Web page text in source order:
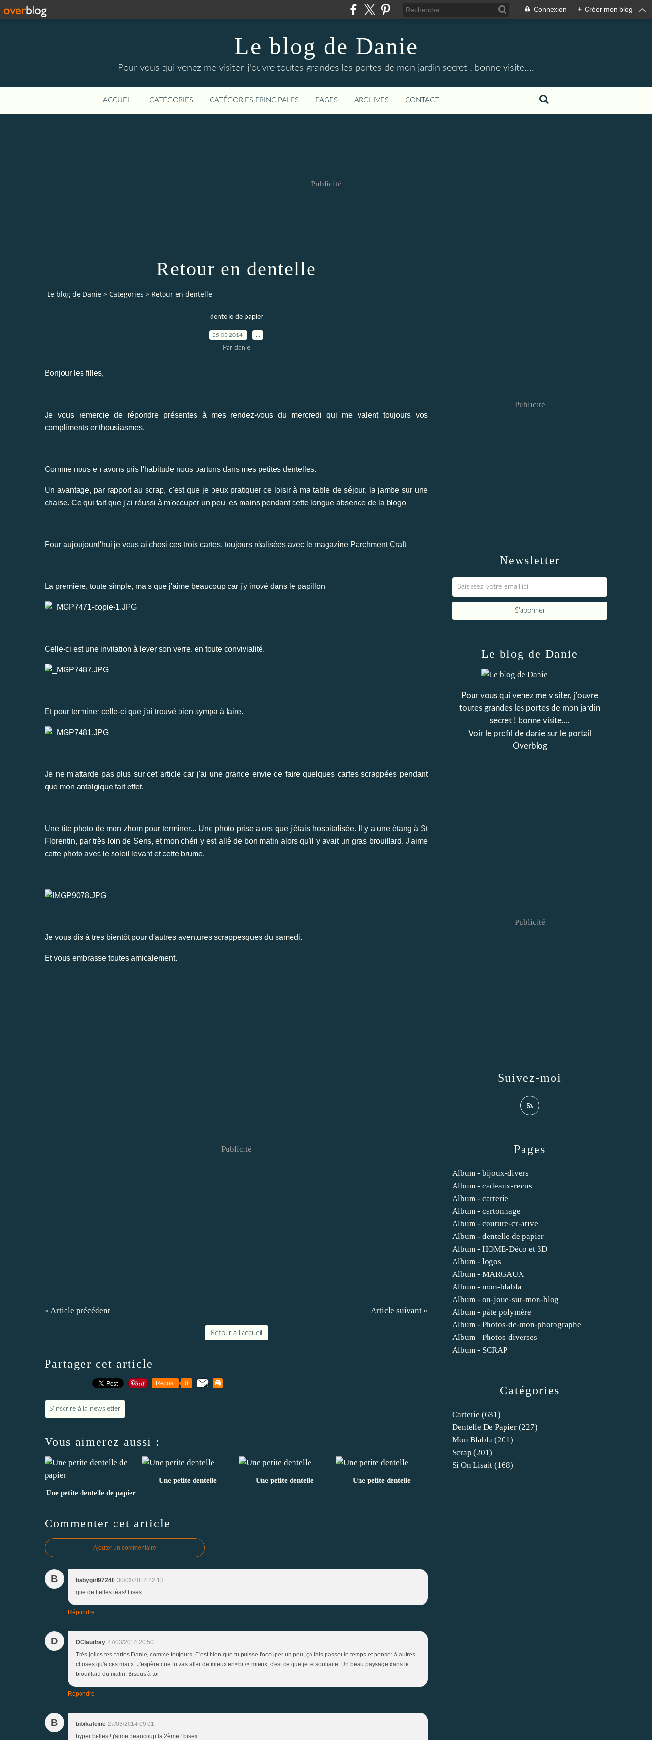
Connexion + Créer mon blog
Le blog de Danie
Pour vous qui venez me visiter, j'ouvre toutes grandes les portes de mon jardin secret ! bonne visite....
ACCUEIL CATÉGORIES CATÉGORIES PRINCIPALES PAGES ARCHIVES CONTACT
Publicité
Retour en dentelle
Le blog de Danie > Categories > Retour en dentelle
dentelle de papier
25.03.2014
Par danie
Bonjour les filles,
Je vous remercie de répondre présentes à mes rendez-vous du mercredi qui me valent toujours vos
compliments enthousiasmes.
Comme nous en avons pris l'habitude nous partons dans mes petites dentelles.
Un avantage, par rapport au scrap, c'est que je peux pratiquer ce loisir à ma table de séjour, la jambe sur une
chaise. Ce qui fait que j'ai réussi à m'occuper un peu les mains pendant cette longue absence de la blogo.
Pour aujoujourd'hui je vous ai chosi ces trois cartes, toujours réalisées avec le magazine Parchment Craft.
La première, toute simple, mais que j'aime beaucoup car j'y inové dans le papillon.
Celle-ci est une invitation à lever son verre, en toute convivialité.
Et pour terminer celle-ci que j'ai trouvé bien sympa à faire.
Je ne m'attarde pas plus sur cet article car j'ai une grande envie de faire quelques cartes scrappées pendant
que mon antalgique fait effet.
Une tite photo de mon zhom pour terminer... Une photo prise alors que j'étais hospitalisée. Il y a une étang à St
Florentin, par très loin de Sens, et mon chéri y est allé de bon matin alors qu'il y avait un gras brouillard. J'aime
cette photo avec le soleil levant et cette brume.
Je vous dis à très bientôt pour d'autres aventures scrappesques du samedi.
Et vous embrasse toutes amicalement.
Publicité
« Article précédent Article suivant »
Retour à l'accueil
Partager cet article
Repost 0
S'inscrire à la newsletter
Vous aimerez aussi :
Une petite dentelle de papier
Une petite dentelle Une petite dentelle Une petite dentelle
Commenter cet article
Ajouter un commentaire
B babygirl97240 30/03/2014 22:13
que de belles réas! bises
Répondre
D DClaudray 27/03/2014 20:50
Très jolies tes cartes Danie, comme toujours. C'est bien que tu puisse t'occuper un peu, ça fais passer le temps et penser à autres
choses qu'à ces maux. J'espère que tu vas aller de mieux en<br /> mieux, c'est ce que je te souhaite. Un beau paysage dans le
brouillard du matin. Bisous à toi
Répondre
B bibikafeine 27/03/2014 09:01
hyper belles ! j'aime beaucoup la 2ème ! bises
Newsletter
Publicité
Catégories
Carterie (631)
Dentelle De Papier (227)
Mon Blabla (201)
Scrap (201)
Si On Lisait (168)
Pages
Album - bijoux-divers
Album - cadeaux-recus
Album - carterie
Album - cartonnage
Album - couture-cr-ative
Album - dentelle de papier
Album - HOME-Déco et 3D
Album - logos
Album - MARGAUX
Album - mon-blabla
Album - on-joue-sur-mon-blog
Album - pâte polymère
Album - Photos-de-mon-photographe
Album - Photos-diverses
Album - SCRAP
Le blog de Danie
Pour vous qui venez me visiter, j'ouvre
toutes grandes les portes de mon jardin
secret ! bonne visite....
Voir le profil de danie sur le portail
Overblog
Suivez-moi
Publicité